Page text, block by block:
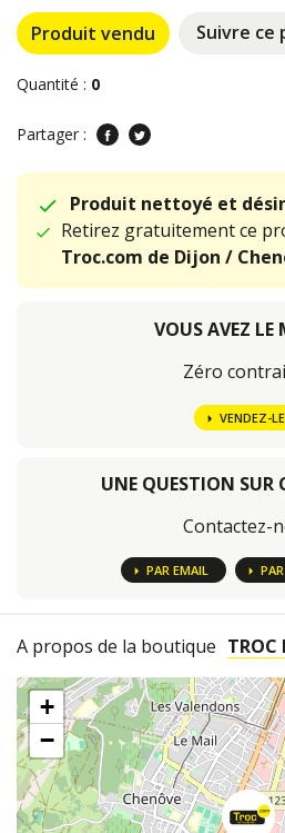
Produit vendu Suivre ce
Quantité : 0
Partager :
Produit nettoyé et
Retirez gratuitement ce
Troc.com de Dijon /
VOUS AVEZ LE
Zéro
VENDEZ-LE
UNE QUESTION SUR
Contactez-
PAR EMAIL
A propos de la boutique TROC
+
−